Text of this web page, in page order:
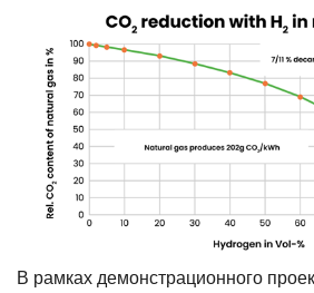
В рамках демонстрационного